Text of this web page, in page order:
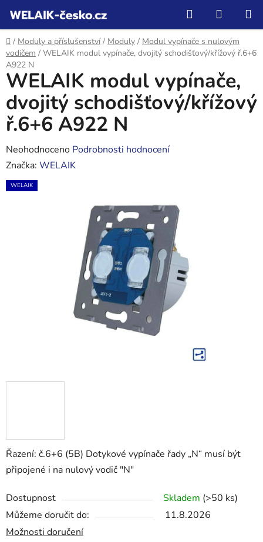
obsah
Hledat
KOŠÍK
Domů
/ Moduly a příslušenství / Moduly / Modul vypínače s nulovým
vodičem / WELAIK modul vypínače, dvojitý schodišťový/křížový ř.6+6
A922 N
Řazení: č.6+6 (5B) Dotykové vypínače řady „N“ musí být
připojené i na nulový vodič "N"
Dostupnost Skladem (>50 ks)
Můžeme doručit do:
11.8.2026
Možnosti doručení
WELAIK modul vypínače,
dvojitý schodišťový/křížový
ř.6+6 A922 N
Průměrné
hodnocení
produktu
Neohodnoceno Podrobnosti hodnocení
Značka: WELAIK
WELAIK